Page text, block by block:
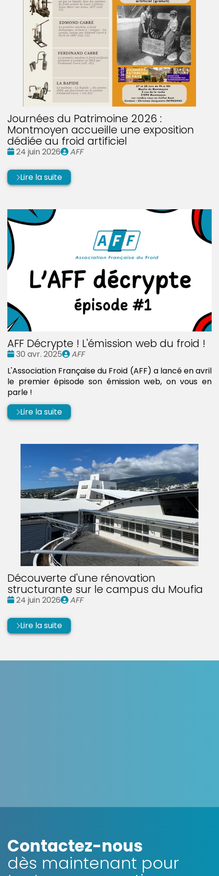
Journées du Patrimoine 2026 :
Montmoyen accueille une exposition
dédiée au froid artificiel
Date
24 juin 2026
Publié
AFF
Lire la suite
AFF Décrypte ! L'émission web du froid !
Date
30 avr. 2025
Publié
AFF
L'Association Française du Froid (AFF) a lancé en avril
le premier épisode son émission web, on vous en
parle !
Lire la suite
Découverte d'une rénovation
structurante sur le campus du Moufia
Date
24 juin 2026
Publié
AFF
Lire la suite
Contactez-nous
dès maintenant pour